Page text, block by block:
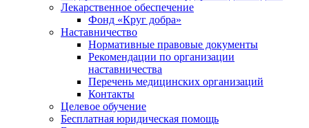
Лекарственное обеспечение
Фонд «Круг добра»
Наставничество
Нормативные правовые документы
Рекомендации по организации
наставничества
Перечень медицинских организаций
Контакты
Целевое обучение
Бесплатная юридическая помощь